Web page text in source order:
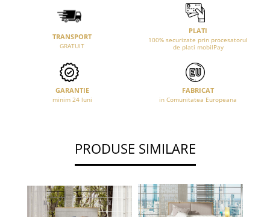
TRANSPORT
GRATUIT
PLATI
100% securizate prin procesatorul
de plati mobilPay
GARANTIE
minim 24 luni
FABRICAT
in Comunitatea Europeana
PRODUSE SIMILARE